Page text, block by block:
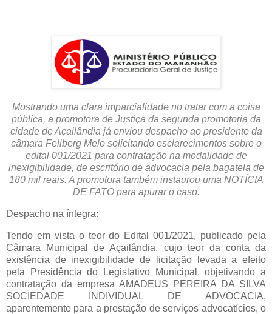
Mostrando uma clara imparcialidade no tratar com a coisa
pública, a promotora de Justiça da segunda promotoria da
cidade de Açailândia já enviou despacho ao presidente da
câmara Feliberg Melo solicitando esclarecimentos sobre o
edital 001/2021 para contratação na modalidade de
inexigibilidade, de escritório de advocacia pela bagatela de
180 mil reais. A promotora também instaurou uma NOTÍCIA
DE FATO para apurar o caso.
Despacho na íntegra:
Tendo em vista o teor do Edital 001/2021, publicado pela
Câmara Municipal de Açailândia, cujo teor da conta da
existência de inexigibilidade de licitação levada a efeito
pela Presidência do Legislativo Municipal, objetivando a
contratação da empresa AMADEUS PEREIRA DA SILVA
SOCIEDADE INDIVIDUAL DE ADVOCACIA,
aparentemente para a prestação de serviços advocatícios, o